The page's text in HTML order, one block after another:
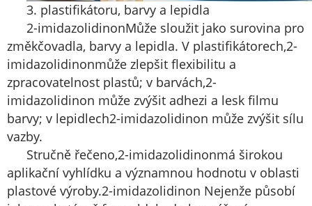
3. plastifikátoru, barvy a lepidla
2-imidazolidinonMůže sloužit jako surovina pro
změkčovadla, barvy a lepidla. V plastifikátorech,2-
imidazolidinonmůže zlepšit flexibilitu a
zpracovatelnost plastů; v barvách,2-
imidazolidinon může zvýšit adhezi a lesk filmu
barvy; v lepidlech2-imidazolidinon může zvýšit sílu
vazby.
Stručně řečeno,2-imidazolidinonmá širokou
aplikační vyhlídku a významnou hodnotu v oblasti
plastové výroby.2-imidazolidinon Nejenže působí